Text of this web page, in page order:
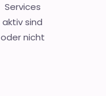
Services
aktiv sind
oder nicht